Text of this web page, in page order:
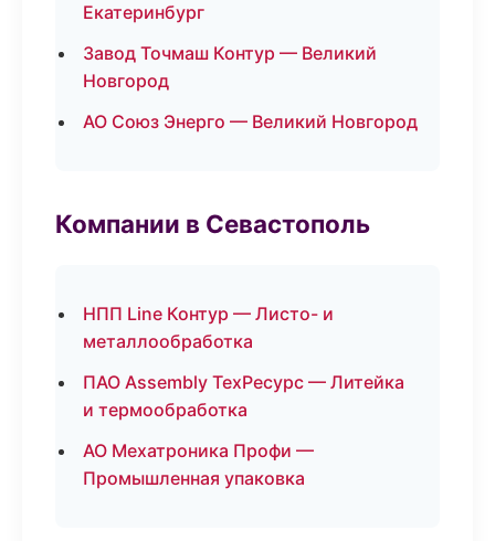
Екатеринбург
Завод Точмаш Контур — Великий
Новгород
АО Союз Энерго — Великий Новгород
Компании в Севастополь
НПП Line Контур — Листо- и
металлообработка
ПАО Assembly ТехРесурс — Литейка
и термообработка
АО Мехатроника Профи —
Промышленная упаковка